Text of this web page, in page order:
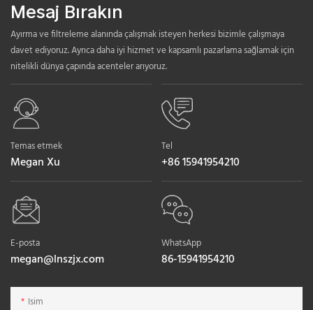
Mesaj Bırakın
Ayırma ve filtreleme alanında çalışmak isteyen herkesi bizimle çalışmaya
davet ediyoruz. Ayrıca daha iyi hizmet ve kapsamlı pazarlama sağlamak için
nitelikli dünya çapında acenteler arıyoruz.
Temas etmek
Megan Xu
Tel
+86 15941954210
E-posta
megan@lnszjx.com
WhatsApp
86-15941954210
Isim